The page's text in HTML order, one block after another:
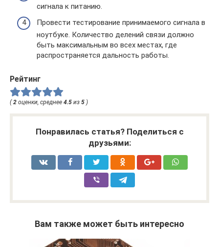
сигнала к питанию.
Провести тестирование принимаемого сигнала в
ноутбуке. Количество делений связи должно
быть максимальным во всех местах, где
распространяется дальность работы.
Рейтинг
(2 оценки, среднее 4.5 из 5 )
Понравилась статья? Поделиться с
друзьями:
Вам также может быть интересно